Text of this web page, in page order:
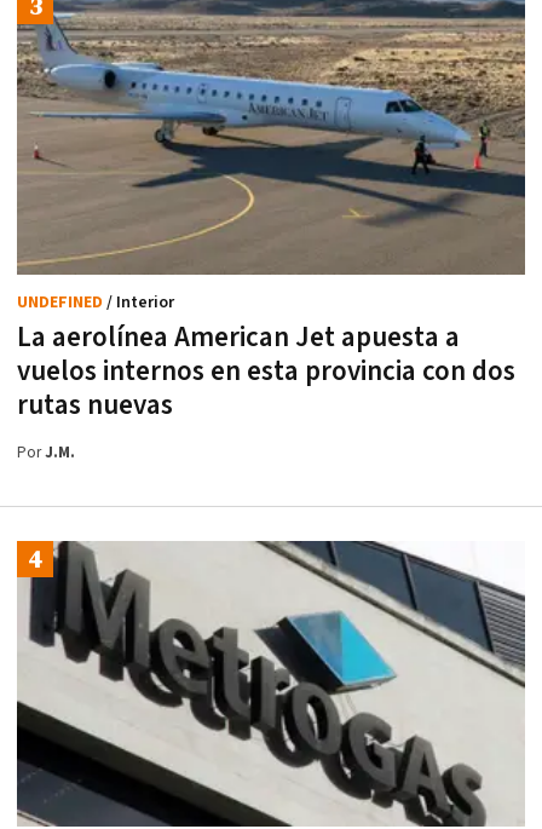
La aerolínea American Jet apuesta a
vuelos internos en esta provincia con dos
rutas nuevas
UNDEFINED / Interior
PorJ.M.